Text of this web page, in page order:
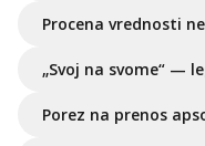
Procena vrednosti
„Svoj na svome“ —
Porez na prenos